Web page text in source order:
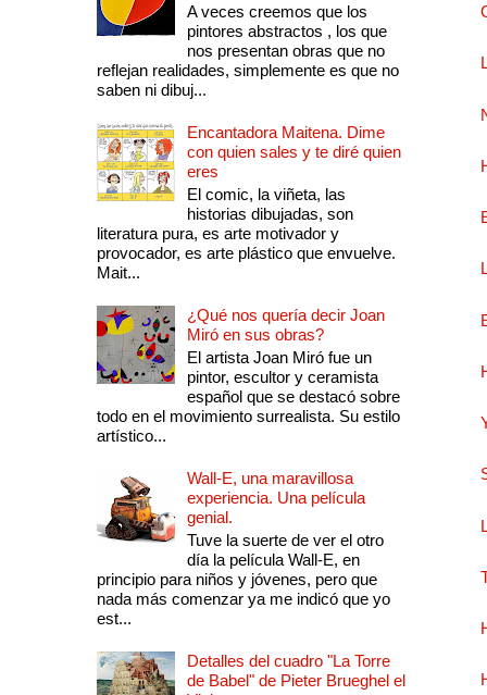
A veces creemos que los
pintores abstractos , los que
nos presentan obras que no
reflejan realidades, simplemente es que no
saben ni dibuj...
Encantadora Maitena. Dime
con quien sales y te diré quien
eres
El comic, la viñeta, las
historias dibujadas, son
literatura pura, es arte motivador y
provocador, es arte plástico que envuelve.
Mait...
¿Qué nos quería decir Joan
Miró en sus obras?
El artista Joan Miró fue un
pintor, escultor y ceramista
español que se destacó sobre
todo en el movimiento surrealista. Su estilo
artístico...
Wall-E, una maravillosa
experiencia. Una película
genial.
Tuve la suerte de ver el otro
día la película Wall-E, en
principio para niños y jóvenes, pero que
nada más comenzar ya me indicó que yo
est...
Detalles del cuadro "La Torre
de Babel" de Pieter Brueghel el